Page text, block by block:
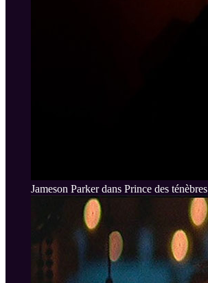
Jameson Parker dans Prince des ténèbres